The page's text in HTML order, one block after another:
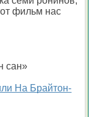
фильм нас
сан»
На Брайтон-